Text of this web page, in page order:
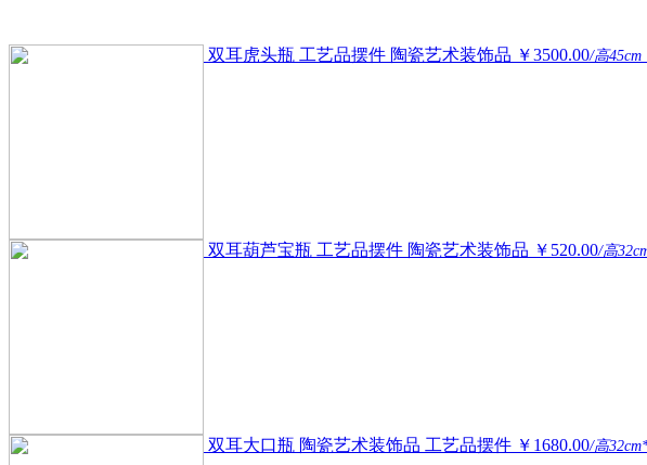
双耳虎头瓶 工艺品摆件 陶瓷艺术装饰品 ￥3500.00/高45cm
双耳葫芦宝瓶 工艺品摆件 陶瓷艺术装饰品 ￥520.00/高
双耳大口瓶 陶瓷艺术装饰品 工艺品摆件 ￥1680.00/高